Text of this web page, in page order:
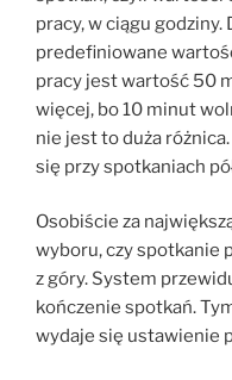
pracy, w ciągu
predefiniowane
pracy jest wartość 50
więcej, bo 10 minut
nie jest to duża
się przy spotkaniach
Osobiście za
wyboru, czy spotkanie
z góry. System
kończenie spotkań.
wydaje się ustawienie